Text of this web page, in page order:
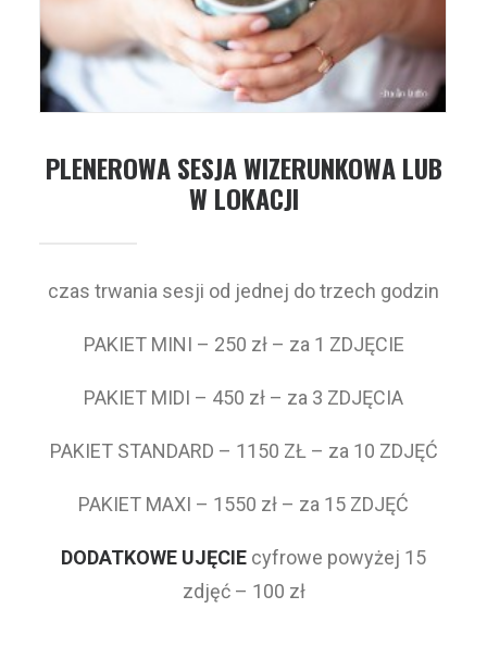
PLENEROWA SESJA WIZERUNKOWA LUB
W LOKACJI
czas trwania sesji od jednej do trzech godzin
PAKIET MINI – 250 zł – za 1 ZDJĘCIE
PAKIET MIDI – 450 zł – za 3 ZDJĘCIA
PAKIET STANDARD – 1150 ZŁ – za 10 ZDJĘĆ
PAKIET MAXI – 1550 zł – za 15 ZDJĘĆ
DODATKOWE UJĘCIE cyfrowe powyżej 15
zdjęć – 100 zł